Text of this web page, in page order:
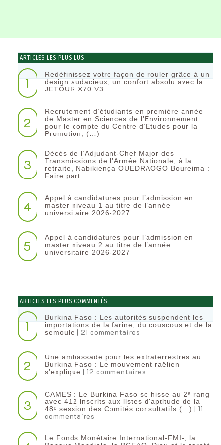
ARTICLES LES PLUS LUS
1
Redéfinissez votre façon de rouler grâce à un
design audacieux, un confort absolu avec la
JETOUR X70 V3
2
Recrutement d’étudiants en première année
de Master en Sciences de l’Environnement
pour le compte du Centre d’Etudes pour la
Promotion, (…)
3
Décès de l’Adjudant-Chef Major des
Transmissions de l’Armée Nationale, à la
retraite, Nabikienga OUEDRAOGO Boureima :
Faire part
4
Appel à candidatures pour l’admission en
master niveau 1 au titre de l’année
universitaire 2026-2027
5
Appel à candidatures pour l’admission en
master niveau 2 au titre de l’année
universitaire 2026-2027
ARTICLES LES PLUS COMMENTÉS
1
Burkina Faso : Les autorités suspendent les
importations de la farine, du couscous et de la
semoule | 21 commentaires
2
Une ambassade pour les extraterrestres au
Burkina Faso : Le mouvement raëlien
s’explique | 12 commentaires
3
CAMES : Le Burkina Faso se hisse au 2ᵉ rang
avec 412 inscrits aux listes d’aptitude de la
48ᵉ session des Comités consultatifs (…) | 11
commentaires
Le Fonds Monétaire International-FMI-, la